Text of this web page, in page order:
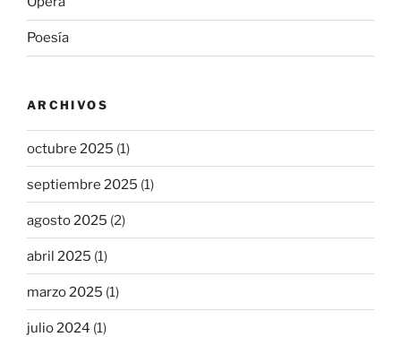
Poesía
ARCHIVOS
octubre 2025 (1)
septiembre 2025 (1)
agosto 2025 (2)
abril 2025 (1)
marzo 2025 (1)
julio 2024 (1)